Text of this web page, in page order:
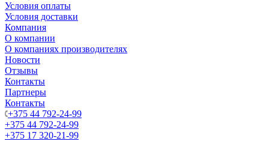
Условия оплаты
Условия доставки
Компания
О компании
О компаниях производителях
Новости
Отзывы
Контакты
Партнеры
Контакты
+375 44 792-24-99
+375 44 792-24-99
+375 17 320-21-99